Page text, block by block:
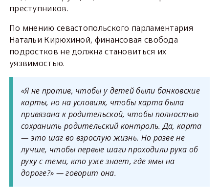
преступников.
По мнению севастопольского парламентария
Натальи Кирюхиной, финансовая свобода
подростков не должна становиться их
уязвимостью.
«Я не против, чтобы у детей были банковские
карты, но на условиях, чтобы карта была
привязана к родительской, чтобы полностью
сохранить родительский контроль. Да, карта
— это шаг во взрослую жизнь. Но разве не
лучше, чтобы первые шаги проходили рука об
руку с теми, кто уже знает, где ямы на
дороге?» — говорит она.